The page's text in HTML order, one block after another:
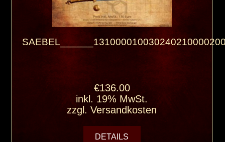
€136.00
inkl. 19% MwSt.
zzgl.Versandkosten
DETAILS